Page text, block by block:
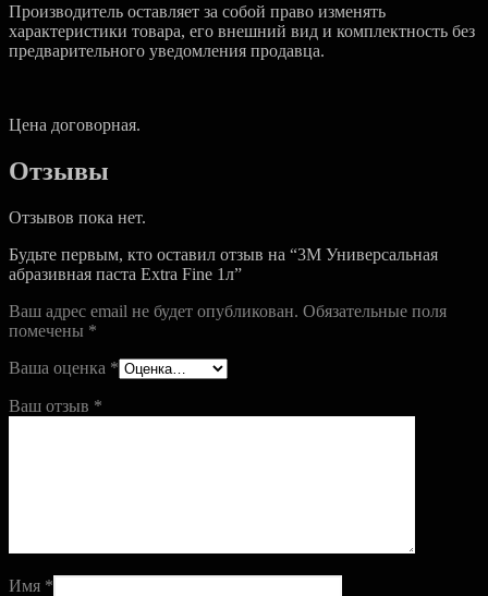
Производитель оставляет за собой право изменять
характеристики товара, его внешний вид и комплектность без
предварительного уведомления продавца.
Цена договорная.
Отзывы
Отзывов пока нет.
Будьте первым, кто оставил отзыв на “3M Универсальная
абразивная паста Extra Fine 1л”
Ваш адрес email не будет опубликован. Обязательные поля
помечены *
Ваша оценка *
Ваш отзыв *
Имя *